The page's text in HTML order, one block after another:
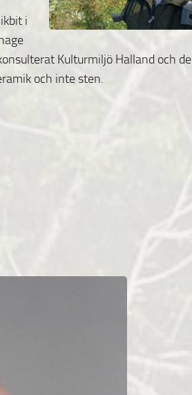
i
Kulturmiljö Halland och de
och inte sten.